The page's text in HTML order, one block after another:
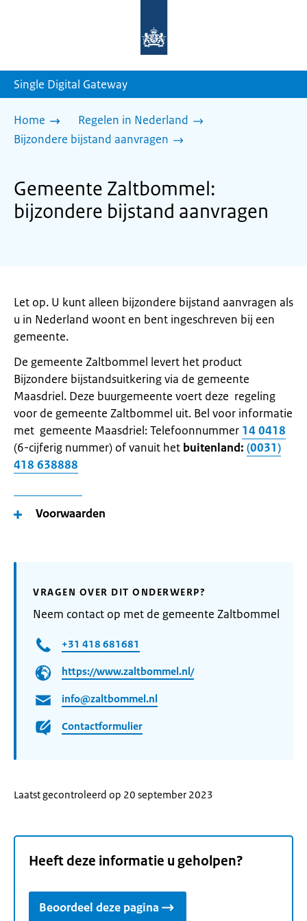
homepage
Single Digital Gateway
Home
Regelen in Nederland
Bijzondere bijstand aanvragen
Gemeente Zaltbommel:
bijzondere bijstand aanvragen
Let op. U kunt alleen bijzondere bijstand aanvragen als
u in Nederland woont en bent ingeschreven bij een
gemeente.
De gemeente Zaltbommel levert het product
Bijzondere bijstandsuitkering via de gemeente
Maasdriel. Deze buurgemeente voert deze regeling
voor de gemeente Zaltbommel uit. Bel voor informatie
met gemeente Maasdriel: Telefoonnummer 14 0418
(6-cijferig nummer) of vanuit het buitenland: (0031)
418 638888
Voorwaarden
VRAGEN OVER DIT ONDERWERP?
Neem contact op met de gemeente Zaltbommel
+31 418 681681
https://www.zaltbommel.nl/
info@zaltbommel.nl
Contactformulier
Laatst gecontroleerd op 20 september 2023
Heeft deze informatie u geholpen?
Beoordeel deze pagina